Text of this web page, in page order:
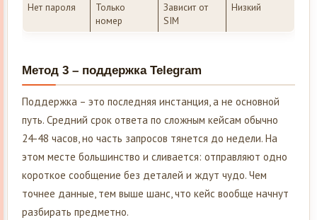
Нет пароля
Только
номер
Зависит от
SIM
Низкий
Метод 3 – поддержка Telegram
Поддержка – это последняя инстанция, а не основной
путь. Средний срок ответа по сложным кейсам обычно
24-48 часов, но часть запросов тянется до недели. На
этом месте большинство и сливается: отправляют одно
короткое сообщение без деталей и ждут чудо. Чем
точнее данные, тем выше шанс, что кейс вообще начнут
разбирать предметно.